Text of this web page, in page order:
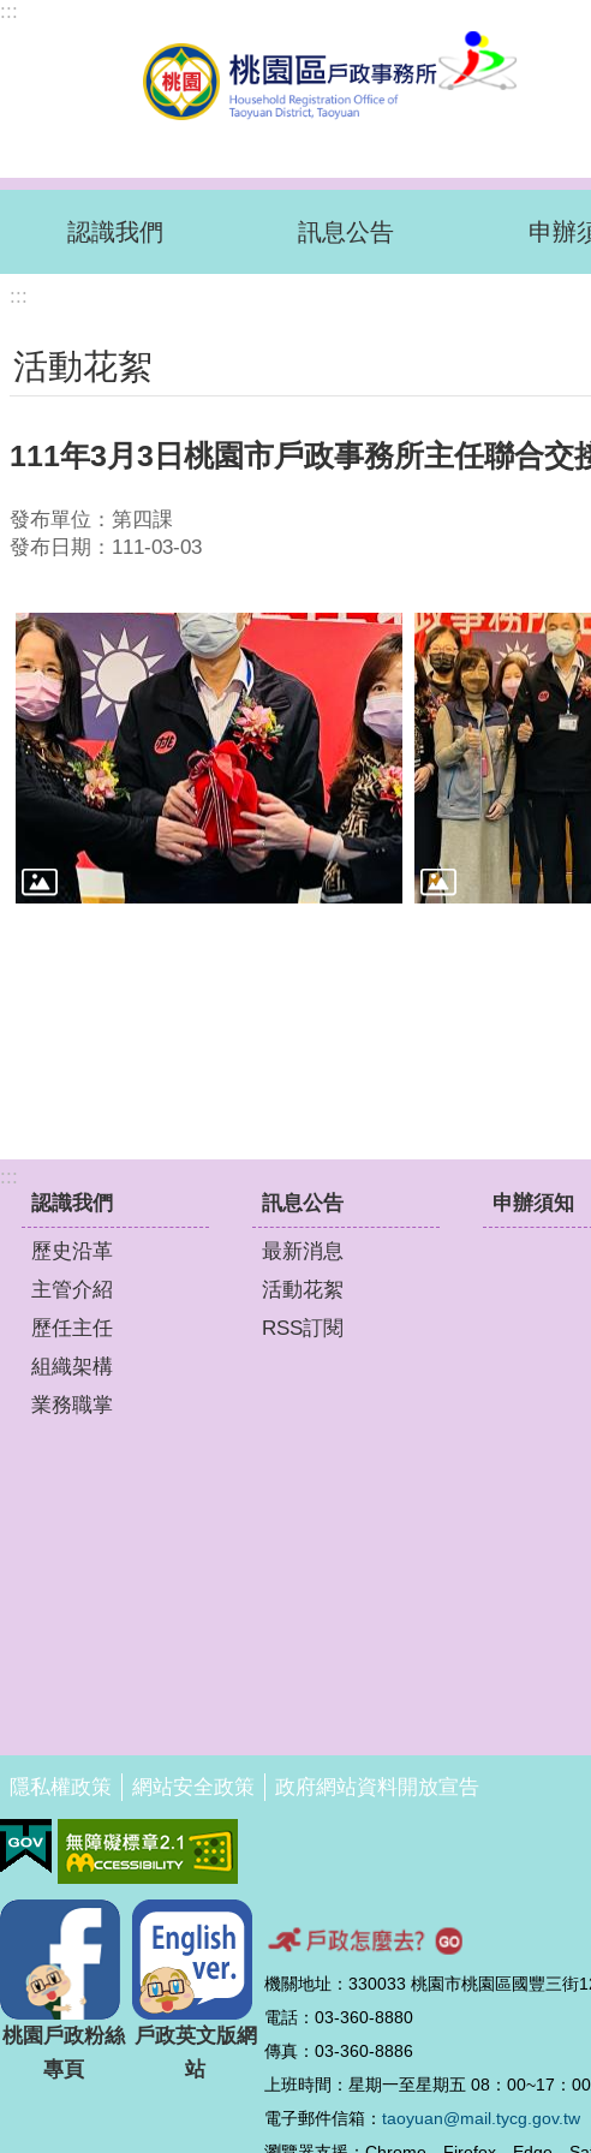
跳到主要內容區塊
:::
認識我們 訊息公告 申辦
:::
活動花絮
111年3月3日桃園市戶政事務所主任聯合交
發布單位：第四課
發布日期：111-03-03
:::
認識我們
歷史沿革
主管介紹
歷任主任
組織架構
業務職掌
訊息公告
最新消息
活動花絮
RSS訂閱
申辦須知
隱私權政策 網站安全政策 政府網站資料開放宣告
桃園戶政粉絲
專頁
戶政英文版網
站
機關地址：330033 桃園市桃園區國豐三街
電話：03-360-8880
傳真：03-360-8886
上班時間：星期一至星期五 08：00~17：
電子郵件信箱： taoyuan@mail.tycg.gov.tw